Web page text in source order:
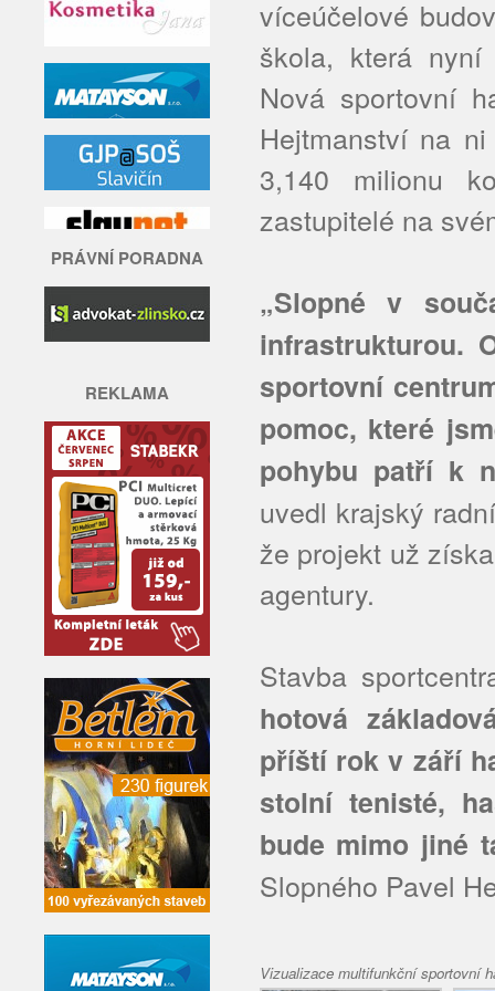
PRÁVNÍ PORADNA
REKLAMA
víceúčelové
škola, která
Nová sportovní
Hejtmanství na
3,140 milionu
zastupitelé na
„Slopné v
infrastrukturou.
sportovní
pomoc, které
pohybu patří k
uvedl krajský
že projekt už
agentury.
Stavba
hotová
příští rok v září
stolní tenisté,
bude mimo jiné
Slopného Pavel
Vizualizace multifunkční sportovní